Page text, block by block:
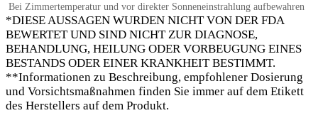
Bei Zimmertemperatur und vor direkter Sonneneinstrahlung aufbewahren
*DIESE AUSSAGEN WURDEN NICHT VON DER FDA
BEWERTET UND SIND NICHT ZUR DIAGNOSE,
BEHANDLUNG, HEILUNG ODER VORBEUGUNG EINES
BESTANDS ODER EINER KRANKHEIT BESTIMMT.
**Informationen zu Beschreibung, empfohlener Dosierung
und Vorsichtsmaßnahmen finden Sie immer auf dem Etikett
des Herstellers auf dem Produkt.